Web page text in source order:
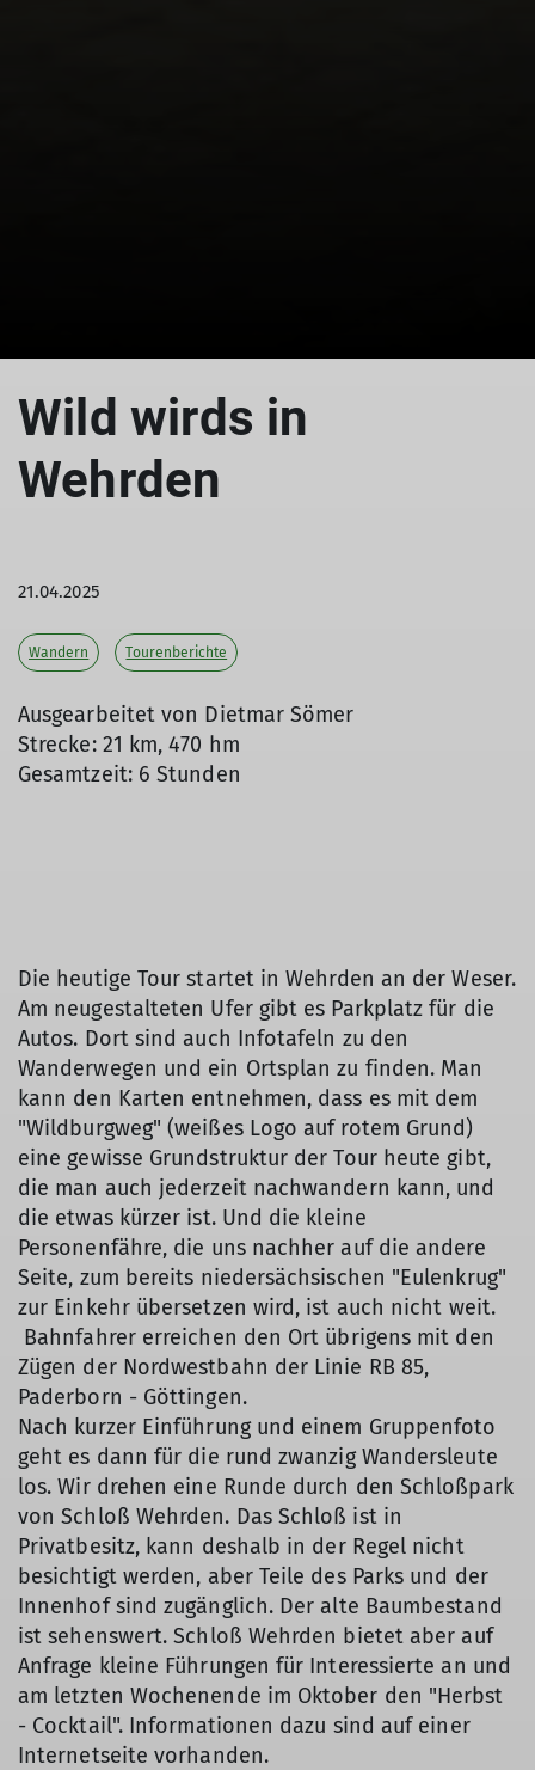
Wild wirds in
Wehrden
21.04.2025
Wandern Tourenberichte
Ausgearbeitet von Dietmar Sömer
Strecke: 21 km, 470 hm
Gesamtzeit: 6 Stunden
Die heutige Tour startet in Wehrden an der Weser.
Am neugestalteten Ufer gibt es Parkplatz für die
Autos. Dort sind auch Infotafeln zu den
Wanderwegen und ein Ortsplan zu finden. Man
kann den Karten entnehmen, dass es mit dem
"Wildburgweg" (weißes Logo auf rotem Grund)
eine gewisse Grundstruktur der Tour heute gibt,
die man auch jederzeit nachwandern kann, und
die etwas kürzer ist. Und die kleine
Personenfähre, die uns nachher auf die andere
Seite, zum bereits niedersächsischen "Eulenkrug"
zur Einkehr übersetzen wird, ist auch nicht weit.
Bahnfahrer erreichen den Ort übrigens mit den
Zügen der Nordwestbahn der Linie RB 85,
Paderborn - Göttingen.
Nach kurzer Einführung und einem Gruppenfoto
geht es dann für die rund zwanzig Wandersleute
los. Wir drehen eine Runde durch den Schloßpark
von Schloß Wehrden. Das Schloß ist in
Privatbesitz, kann deshalb in der Regel nicht
besichtigt werden, aber Teile des Parks und der
Innenhof sind zugänglich. Der alte Baumbestand
ist sehenswert. Schloß Wehrden bietet aber auf
Anfrage kleine Führungen für Interessierte an und
am letzten Wochenende im Oktober den "Herbst
- Cocktail". Informationen dazu sind auf einer
Internetseite vorhanden.